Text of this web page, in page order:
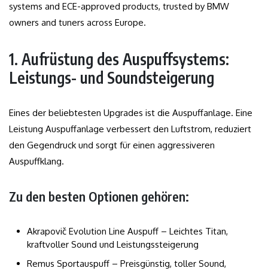
systems and ECE-approved products, trusted by BMW
owners and tuners across Europe.
1. Aufrüstung des Auspuffsystems:
Leistungs- und Soundsteigerung
Eines der beliebtesten Upgrades ist die Auspuffanlage. Eine
Leistung Auspuffanlage verbessert den Luftstrom, reduziert
den Gegendruck und sorgt für einen aggressiveren
Auspuffklang.
Zu den besten Optionen gehören:
Akrapovič Evolution Line Auspuff – Leichtes Titan,
kraftvoller Sound und Leistungssteigerung
Remus Sportauspuff – Preisgünstig, toller Sound,